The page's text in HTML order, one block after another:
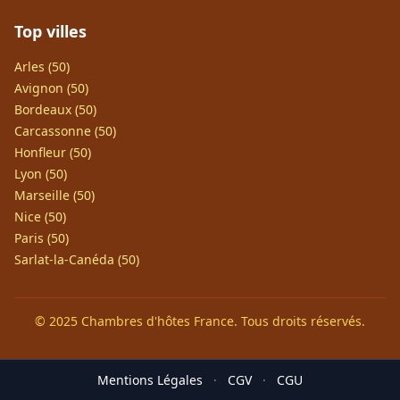
Top villes
Arles (50)
Avignon (50)
Bordeaux (50)
Carcassonne (50)
Honfleur (50)
Lyon (50)
Marseille (50)
Nice (50)
Paris (50)
Sarlat-la-Canéda (50)
© 2025 Chambres d'hôtes France. Tous droits réservés.
Mentions Légales · CGV · CGU